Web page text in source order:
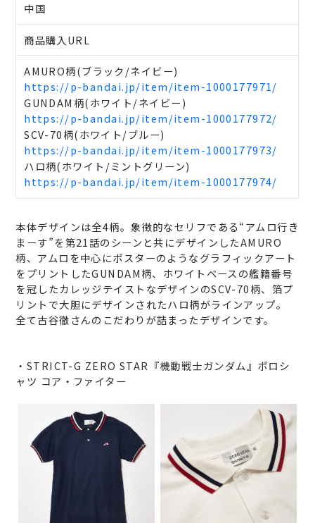
中国
商品購入URL
AMURO柄(ブラック/ネイビー)
https://p-bandai.jp/item/item-1000177971/
GUNDAM柄(ホワイト/ネイビー)
https://p-bandai.jp/item/item-1000177972/
SCV-70柄(ホワイト/ブルー)
https://p-bandai.jp/item/item-1000177973/
ハロ柄(ホワイト/ミントグリーン)
https://p-bandai.jp/item/item-1000177974/
本体デザインは全4柄。象徴的なセリフである“アムロ行き
まーす”を第21話のシーンと共にデザインしたAMURO
柄、アムロを中心にポスターのようなグラフィックアート
をプリントしたGUNDAM柄、ホワイトベースの艦籍番号
を冠したカレッジテイストなデザインのSCV-70柄、箔プ
リントで大胆にデザインされたハロ柄がラインアップ。
全て古谷徹さんのこだわりが詰まったデザインです。
・STRICT-G ZERO STAR『機動戦士ガンダム』ポロシ
ャツ コア・ファイター